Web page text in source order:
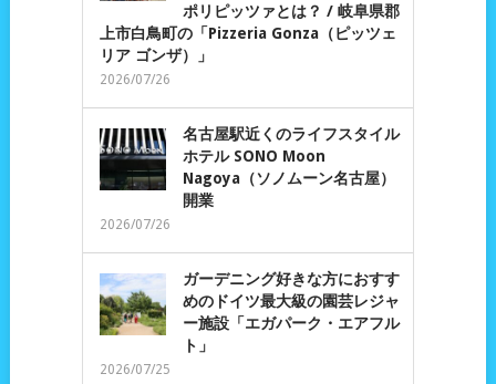
ポリピッツァとは？ / 岐阜県郡
上市白鳥町の「Pizzeria Gonza（ピッツェ
リア ゴンザ）」
2026/07/26
名古屋駅近くのライフスタイル
ホテル SONO Moon
Nagoya（ソノムーン名古屋）
開業
2026/07/26
ガーデニング好きな方におすす
めのドイツ最大級の園芸レジャ
ー施設「エガパーク・エアフル
ト」
2026/07/25